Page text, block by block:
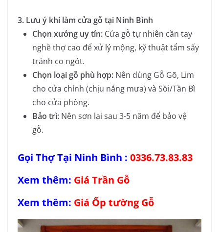
3. Lưu ý khi làm cửa gỗ tại Ninh Bình
Chọn xưởng uy tín: Cửa gỗ tự nhiên cần tay
nghề thợ cao để xử lý mộng, kỹ thuật tẩm sấy
tránh co ngót.
Chọn loại gỗ phù hợp: Nên dùng Gỗ Gõ, Lim
cho cửa chính (chịu nắng mưa) và Sồi/Tần Bì
cho cửa phòng.
Bảo trì: Nên sơn lại sau 3-5 năm để bảo vệ
gỗ.
Gọi Thợ Tại Ninh Bình : 0336.73.83.83
Xem thêm: Giá Trần Gỗ
Xem thêm: Giá Ốp tường Gỗ